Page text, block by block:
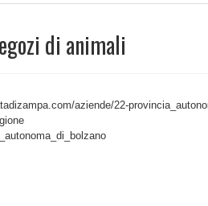
di animali
aziende/22-